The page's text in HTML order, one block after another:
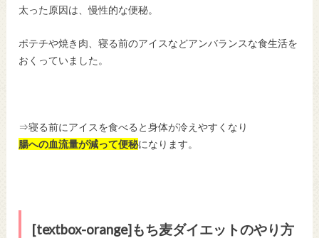
太った原因は、慢性的な便秘。
ポテチや焼き肉、寝る前のアイスなどアンバランスな食生活を
おくっていました。
⇒寝る前にアイスを食べると身体が冷えやすくなり
腸への血流量が減って便秘になります。
[textbox-orange]もち麦ダイエットのやり方